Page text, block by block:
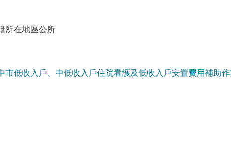
所在地區公所
市低收入戶、中低收入戶住院看護及低收入戶安置費用補助